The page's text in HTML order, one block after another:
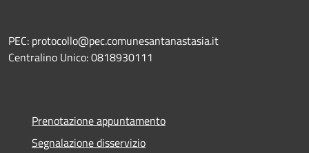
PEC: protocollo@pec.comunesantanastasia.it
Centralino Unico: 0818930111
Prenotazione appuntamento
Segnalazione disservizio